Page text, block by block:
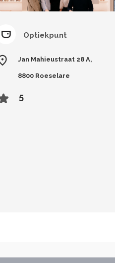
Optiekpunt
Jan Mahieustraat 28 A,
8800 Roeselare
5